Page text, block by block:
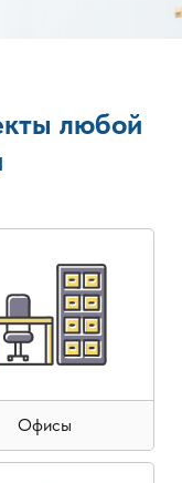
любой
Офисы